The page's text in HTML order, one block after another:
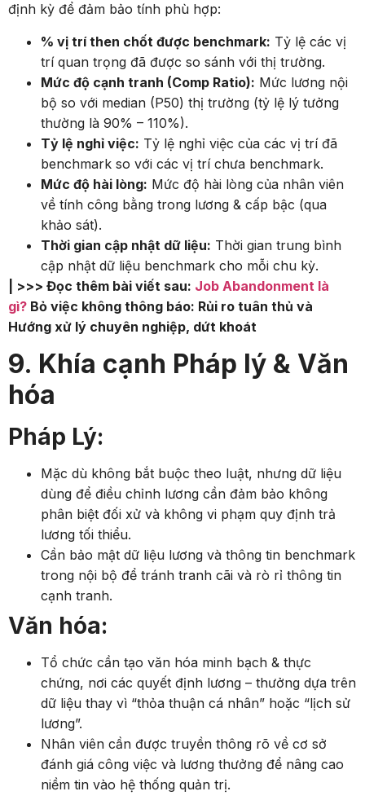
định kỳ để đảm bảo tính phù hợp:
% vị trí then chốt được benchmark: Tỷ lệ các vị
trí quan trọng đã được so sánh với thị trường.
Mức độ cạnh tranh (Comp Ratio): Mức lương nội
bộ so với median (P50) thị trường (tỷ lệ lý tưởng
thường là 90% – 110%).
Tỷ lệ nghỉ việc: Tỷ lệ nghỉ việc của các vị trí đã
benchmark so với các vị trí chưa benchmark.
Mức độ hài lòng: Mức độ hài lòng của nhân viên
về tính công bằng trong lương & cấp bậc (qua
khảo sát).
Thời gian cập nhật dữ liệu: Thời gian trung bình
cập nhật dữ liệu benchmark cho mỗi chu kỳ.
| >>> Đọc thêm bài viết sau: Job Abandonment là
gì? Bỏ việc không thông báo: Rủi ro tuân thủ và
Hướng xử lý chuyên nghiệp, dứt khoát
9. Khía cạnh Pháp lý & Văn
hóa
Pháp Lý:
Mặc dù không bắt buộc theo luật, nhưng dữ liệu
dùng để điều chỉnh lương cần đảm bảo không
phân biệt đối xử và không vi phạm quy định trả
lương tối thiểu.
Cần bảo mật dữ liệu lương và thông tin benchmark
trong nội bộ để tránh tranh cãi và rò rỉ thông tin
cạnh tranh.
Văn hóa:
Tổ chức cần tạo văn hóa minh bạch & thực
chứng, nơi các quyết định lương – thưởng dựa trên
dữ liệu thay vì “thỏa thuận cá nhân” hoặc “lịch sử
lương”.
Nhân viên cần được truyền thông rõ về cơ sở
đánh giá công việc và lương thưởng để nâng cao
niềm tin vào hệ thống quản trị.